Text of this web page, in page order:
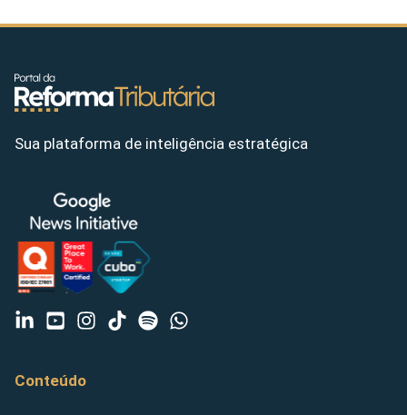
Sua plataforma de inteligência estratégica
Conteúdo